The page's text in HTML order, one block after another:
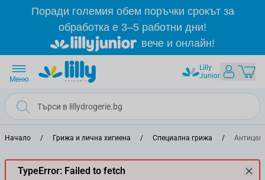
Прескачане към съдържанието
Поради големия обем поръчки срокът за
обработка е 3–5 работни дни!
вече и онлайн!
Lilly
Junior
Меню
Начало / Грижа и лична хигиена / Специална грижа /
TypeError: Failed to fetch